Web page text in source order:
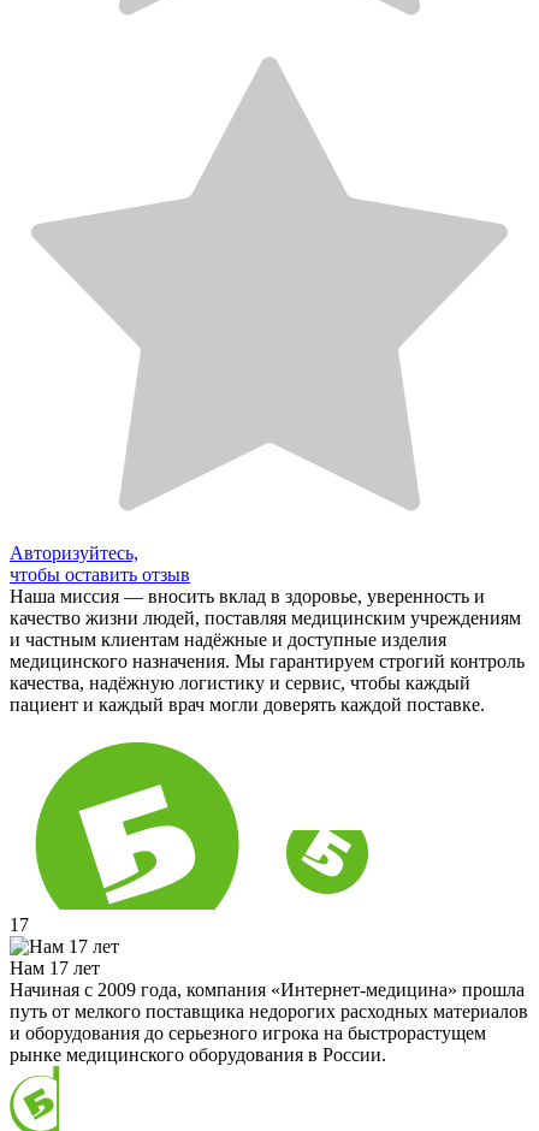
Авторизуйтесь,
чтобы оставить отзыв
Наша миссия — вносить вклад в здоровье, уверенность и
качество жизни людей, поставляя медицинским учреждениям
и частным клиентам надёжные и доступные изделия
медицинского назначения. Мы гарантируем строгий контроль
качества, надёжную логистику и сервис, чтобы каждый
пациент и каждый врач могли доверять каждой поставке.
17
Нам 17 лет
Начиная с 2009 года, компания «Интернет-медицина» прошла
путь от мелкого поставщика недорогих расходных материалов
и оборудования до серьезного игрока на быстрорастущем
рынке медицинского оборудования в России.